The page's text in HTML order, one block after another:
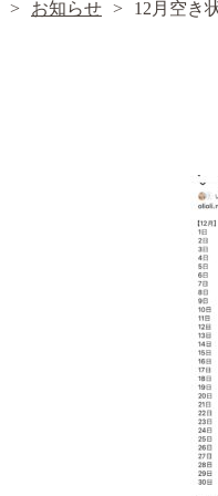
お知らせ 12月空き